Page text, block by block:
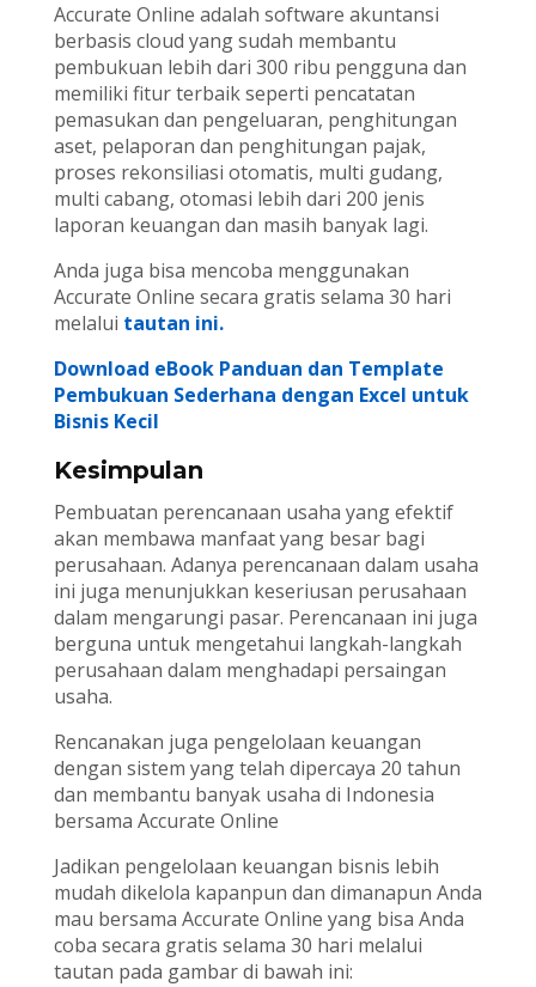
Accurate Online adalah software akuntansi
berbasis cloud yang sudah membantu
pembukuan lebih dari 300 ribu pengguna dan
memiliki fitur terbaik seperti pencatatan
pemasukan dan pengeluaran, penghitungan
aset, pelaporan dan penghitungan pajak,
proses rekonsiliasi otomatis, multi gudang,
multi cabang, otomasi lebih dari 200 jenis
laporan keuangan dan masih banyak lagi.
Anda juga bisa mencoba menggunakan
Accurate Online secara gratis selama 30 hari
melalui tautan ini.
Download eBook Panduan dan Template
Pembukuan Sederhana dengan Excel untuk
Bisnis Kecil
Kesimpulan
Pembuatan perencanaan usaha yang efektif
akan membawa manfaat yang besar bagi
perusahaan. Adanya perencanaan dalam usaha
ini juga menunjukkan keseriusan perusahaan
dalam mengarungi pasar. Perencanaan ini juga
berguna untuk mengetahui langkah-langkah
perusahaan dalam menghadapi persaingan
usaha.
Rencanakan juga pengelolaan keuangan
dengan sistem yang telah dipercaya 20 tahun
dan membantu banyak usaha di Indonesia
bersama Accurate Online
Jadikan pengelolaan keuangan bisnis lebih
mudah dikelola kapanpun dan dimanapun Anda
mau bersama Accurate Online yang bisa Anda
coba secara gratis selama 30 hari melalui
tautan pada gambar di bawah ini: